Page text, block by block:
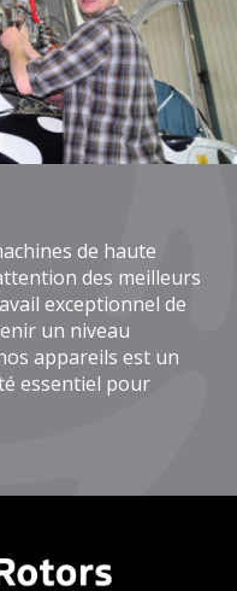
de haute
des meilleurs
exceptionnel de
un niveau
appareils est un
essentiel pour